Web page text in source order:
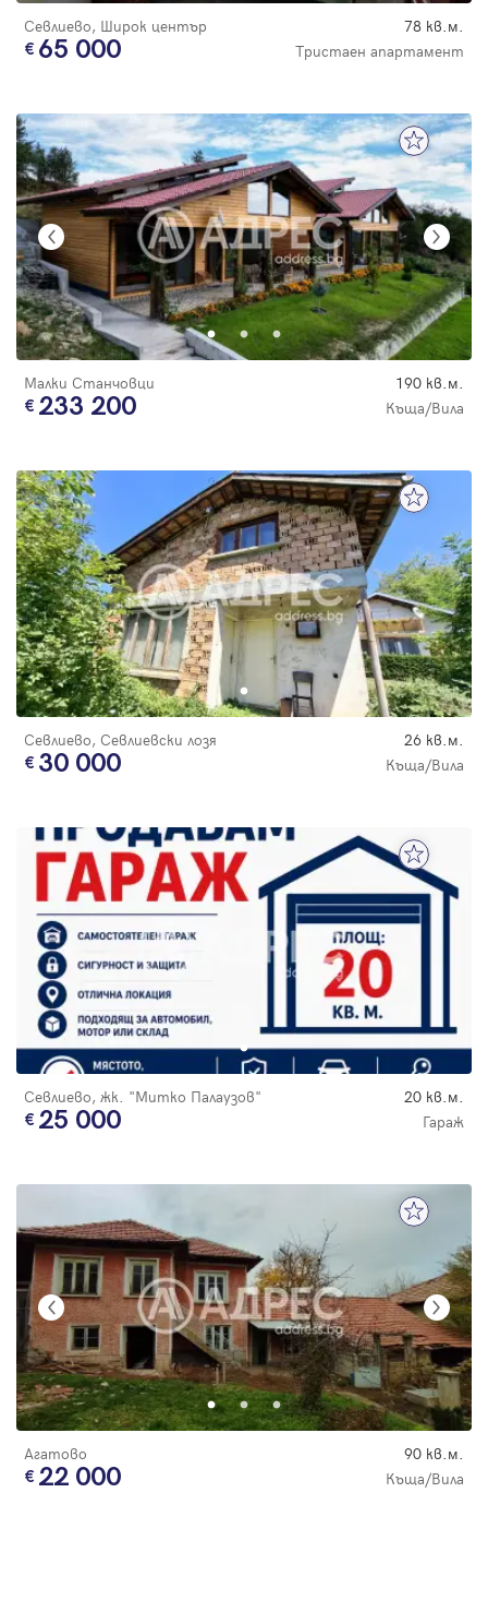
Севлиево, Широк център 78 кв.м.
65 000 Тристаен апартамент
Малки Станчовци 190 кв.м.
233 200 Къща/Вила
Севлиево, Севлиевски лозя 26 кв.м.
30 000 Къща/Вила
Севлиево, жк. "Митко Палаузов" 20 кв.м.
25 000 Гараж
Агатово 90 кв.м.
22 000 Къща/Вила